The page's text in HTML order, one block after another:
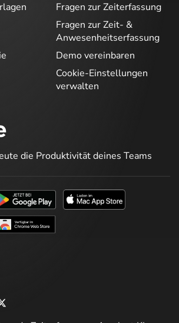
Fragen zur Zeiterfassung
Fragen zur Zeit- &
Anwesenheitserfassung
Demo vereinbaren
Cookie-Einstellungen
verwalten
die Produktivität deines Teams